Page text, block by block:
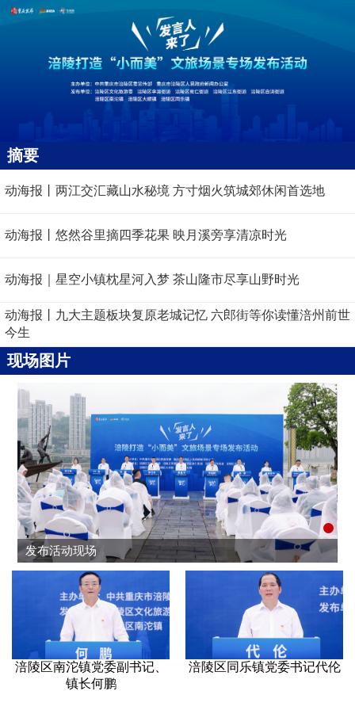
摘要
动海报丨两江交汇藏山水秘境 方寸烟火筑城郊休闲首选地
动海报丨悠然谷里摘四季花果 映月溪旁享清凉时光
动海报｜星空小镇枕星河入梦 茶山隆市尽享山野时光
动海报丨九大主题板块复原老城记忆 六郎街等你读懂涪州前世
今生
现场图片
发布活动现场
涪陵区南沱镇党委副书记、
镇长何鹏
涪陵区同乐镇党委书记代伦